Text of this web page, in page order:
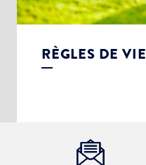
RÈGLES DE VIE